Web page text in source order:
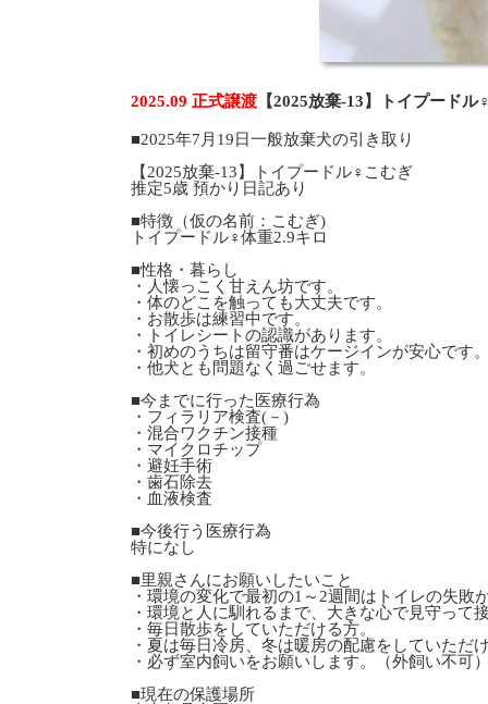
2025.09 正式譲渡 【2025放棄-13】トイプード
■2025年7月19日一般放棄犬の引き取り
【2025放棄-13】トイプードル♀こむぎ
推定5歳 預かり日記あり
■特徴（仮の名前：こむぎ)
トイプードル♀体重2.9キロ
■性格・暮らし
・人懐っこく甘えん坊です。
・体のどこを触っても大丈夫です。
・お散歩は練習中です。
・トイレシートの認識があります。
・初めのうちは留守番はケージインが安心です
・他犬とも問題なく過ごせます。
■今までに行った医療行為
・フィラリア検査(－)
・混合ワクチン接種
・マイクロチップ
・避妊手術
・歯石除去
・血液検査
■今後行う医療行為
特になし
■里親さんにお願いしたいこと
・環境の変化で最初の1～2週間はトイレの失
・環境と人に馴れるまで、大きな心で見守って
・毎日散歩をしていただける方。
・夏は毎日冷房、冬は暖房の配慮をしていただ
・必ず室内飼いをお願いします。（外飼い不可
■現在の保護場所